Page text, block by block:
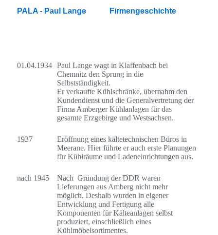
PALA - Paul Lange Firmengeschichte
01.04.1934 Paul Lange wagt in Klaffenbach bei
Chemnitz den Sprung in die
Selbstständigkeit.
Er verkaufte Kühlschränke, übernahm den
Kundendienst und die Generalvertretung der
Firma Amberger Kühlanlagen für das
gesamte Erzgebirge und Westsachsen.
1937
Eröffnung eines kältetechnischen Büros in
Meerane. Hier führte er auch erste Planungen
für Kühlräume und Ladeneinrichtungen aus.
nach 1945
Nach Gründung der DDR waren
Lieferungen aus Amberg nicht mehr
möglich. Deshalb wurden in eigener
Entwicklung und Fertigung alle
Komponenten für Kälteanlagen selbst
produziert, einschließlich eines
Kühlmöbelsortimentes.